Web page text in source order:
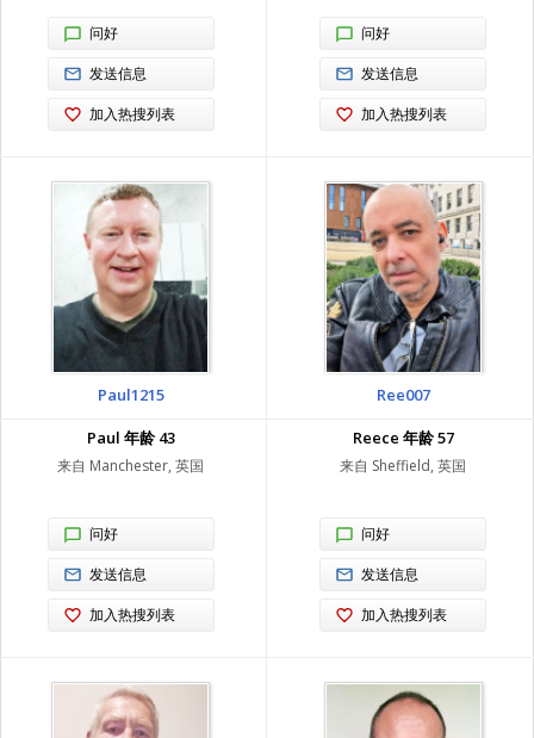
问好
发送信息
加入热搜列表
问好
发送信息
加入热搜列表
Paul1215
Paul 年龄 43
来自 Manchester, 英国
问好
发送信息
加入热搜列表
Ree007
Reece 年龄 57
来自 Sheffield, 英国
问好
发送信息
加入热搜列表